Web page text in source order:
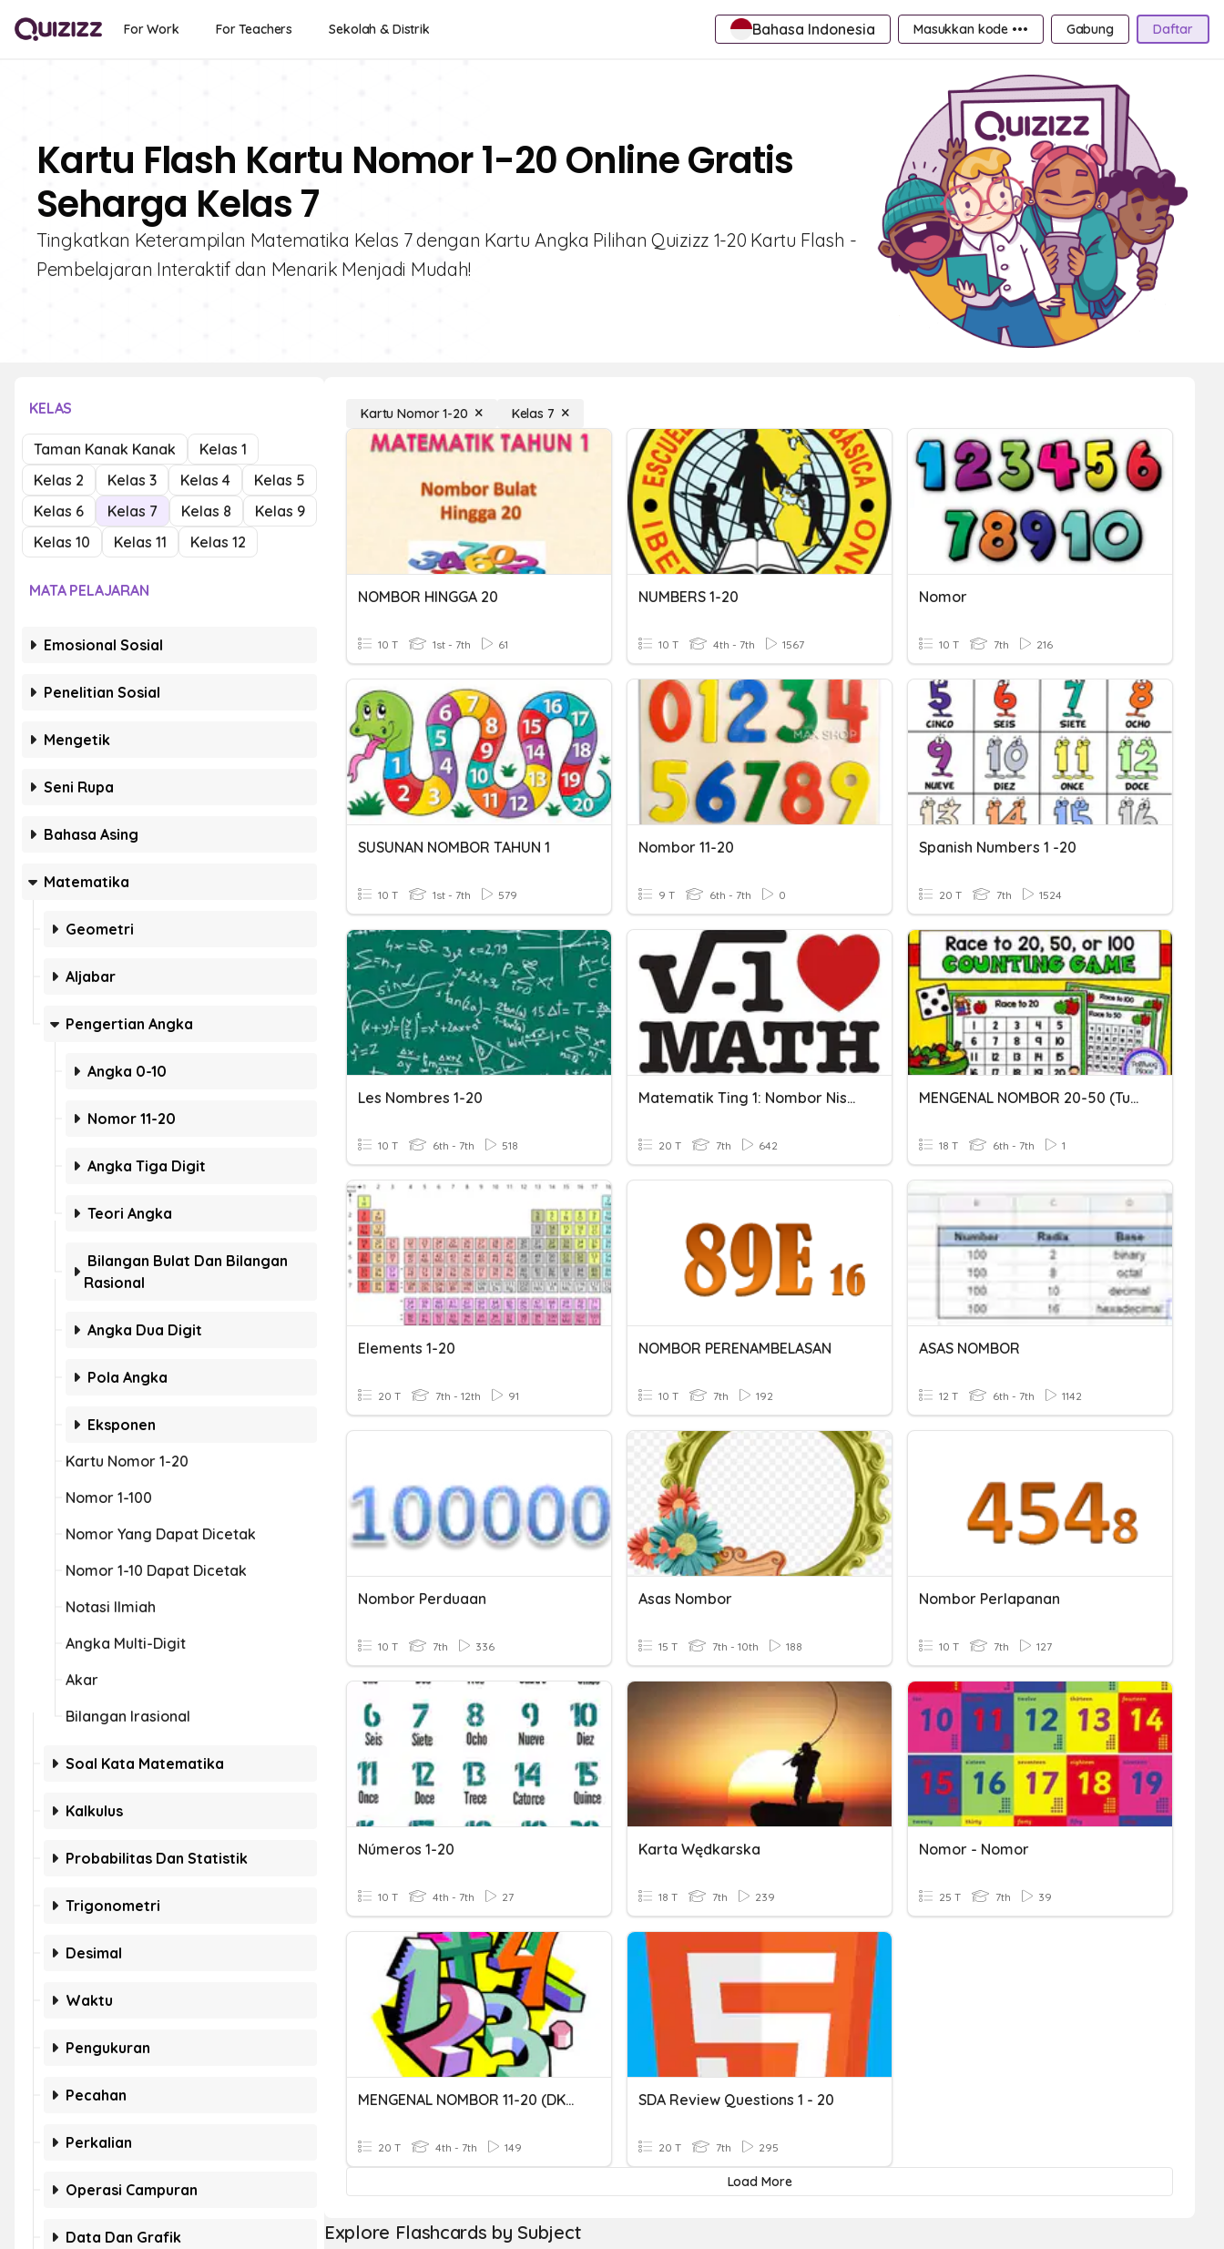
For Work For Teachers Sekolah & Distrik Bahasa Indonesia Masukkan kode ••• Gabung Daftar
Kartu Flash Kartu Nomor 1-20 Online Gratis
Seharga Kelas 7
Tingkatkan Keterampilan Matematika Kelas 7 dengan Kartu Angka Pilihan Quizizz 1-20 Kartu Flash -
Pembelajaran Interaktif dan Menarik Menjadi Mudah!
KELAS
Taman Kanak Kanak
Kelas 1
Kelas 2
Kelas 3 Kelas 4
Kelas 5
Kelas 6
Kelas 7 Kelas 8
Kelas 9
Kelas 10
Kelas 11 Kelas 12
MATA PELAJARAN
Emosional Sosial
Penelitian Sosial
Mengetik
Seni Rupa
Bahasa Asing
Matematika
Geometri
Aljabar
Pengertian Angka
Angka 0-10
Nomor 11-20
Angka Tiga Digit
Teori Angka
Bilangan Bulat Dan Bilangan
Rasional
Angka Dua Digit
Pola Angka
Eksponen
Kartu Nomor 1-20
Nomor 1-100
Nomor Yang Dapat Dicetak
Nomor 1-10 Dapat Dicetak
Notasi Ilmiah
Angka Multi-Digit
Akar
Bilangan Irasional
Soal Kata Matematika
Kalkulus
Probabilitas Dan Statistik
Trigonometri
Desimal
Waktu
Pengukuran
Pecahan
Perkalian
Operasi Campuran
Data Dan Grafik
Kartu Nomor 1-20 Kelas 7
NOMBOR HINGGA 20
10 T 1st - 7th 61
NUMBERS 1-20
10 T 4th - 7th 1567
Nomor
10 T 7th 216
SUSUNAN NOMBOR TAHUN 1
10 T 1st - 7th 579
Nombor 11-20
9 T 6th - 7th 0
Spanish Numbers 1 -20
20 T 7th 1524
Les Nombres 1-20
10 T 6th - 7th 518
Matematik Ting 1: Nombor Nisbah
20 T 7th 642
MENGENAL NOMBOR 20-50 (tulis Nombor)
18 T 6th - 7th 1
Elements 1-20
20 T 7th - 12th 91
NOMBOR PERENAMBELASAN
10 T 7th 192
ASAS NOMBOR
12 T 6th - 7th 1142
Nombor Perduaan
10 T 7th 336
Asas Nombor
15 T 7th - 10th 188
Nombor Perlapanan
10 T 7th 127
Números 1-20
10 T 4th - 7th 27
Karta Wędkarska
18 T 7th 239
Nomor - Nomor
25 T 7th 39
MENGENAL NOMBOR 11-20 (DKMS)
20 T 4th - 7th 149
SDA Review Questions 1 - 20
20 T 7th 295
Load More
Explore Flashcards by Subject